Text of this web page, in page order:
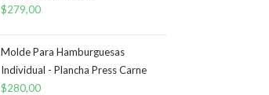
$279,00
Molde Para Hamburguesas
Individual - Plancha Press Carne
$280,00